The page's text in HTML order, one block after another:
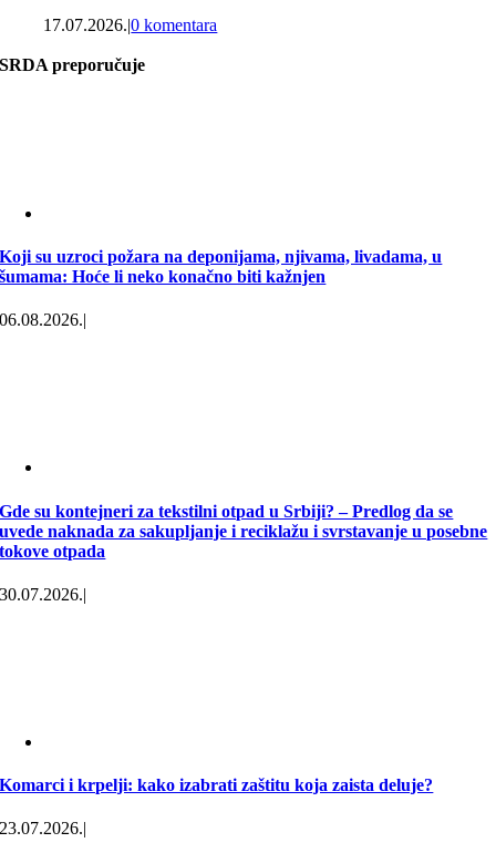
17.07.2026.|0 komentara
SRDA preporučuje
Koji su uzroci požara na deponijama, njivama, livadama, u
šumama: Hoće li neko konačno biti kažnjen
06.08.2026.|
Gde su kontejneri za tekstilni otpad u Srbiji? – Predlog da se
uvede naknada za sakupljanje i reciklažu i svrstavanje u posebne
tokove otpada
30.07.2026.|
Komarci i krpelji: kako izabrati zaštitu koja zaista deluje?
23.07.2026.|